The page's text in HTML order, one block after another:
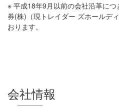
※ 平成18年9月以前の会社沿革に
券(株)（現トレイダー ズホールデ
おります。
会社情報